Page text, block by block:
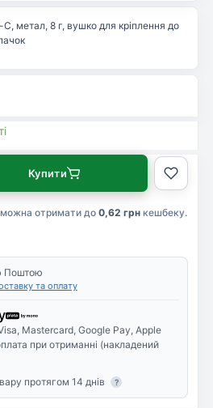
метал, 8 г, вушко для кріплення до
можна отримати до 0,62 грн кешбеку.
Купити
Поштою
та оплату
Mastercard, Google Pay, Apple
при отриманні (накладений
протягом 14 днів
?